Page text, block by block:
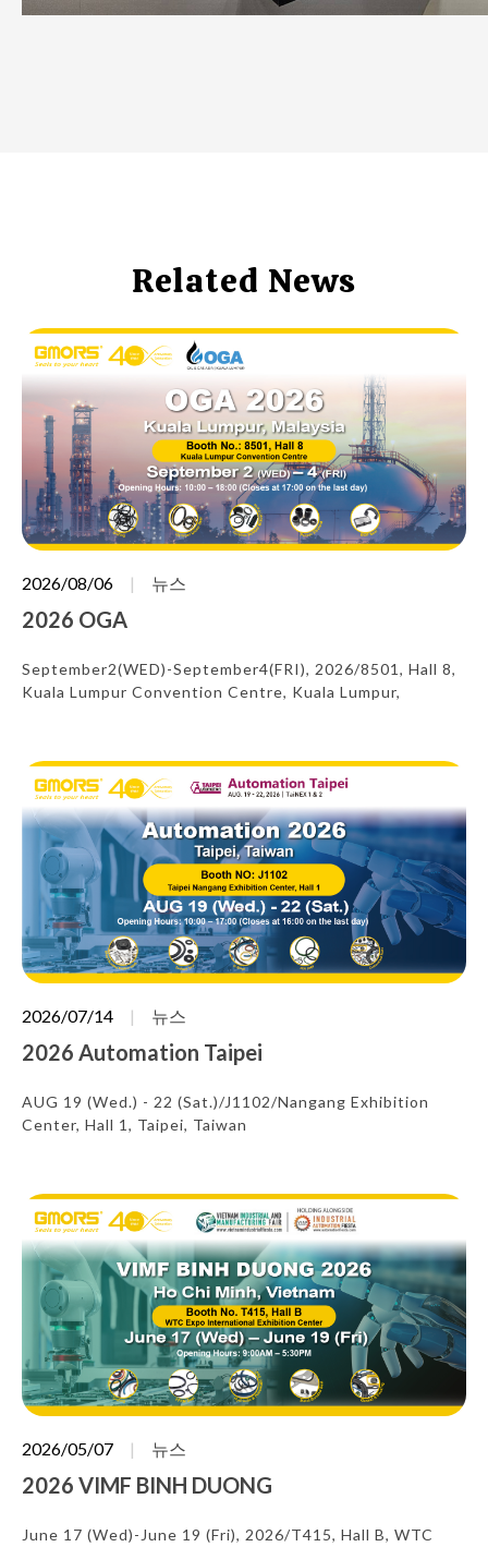
Related News
2026/08/06 뉴스
2026 OGA
September2(WED)-September4(FRI), 2026/8501, Hall 8,
Kuala Lumpur Convention Centre, Kuala Lumpur,
2026/07/14 뉴스
2026 Automation Taipei
AUG 19 (Wed.) - 22 (Sat.)/J1102/Nangang Exhibition
Center, Hall 1, Taipei, Taiwan
2026/05/07 뉴스
2026 VIMF BINH DUONG
June 17 (Wed)-June 19 (Fri), 2026/T415, Hall B, WTC